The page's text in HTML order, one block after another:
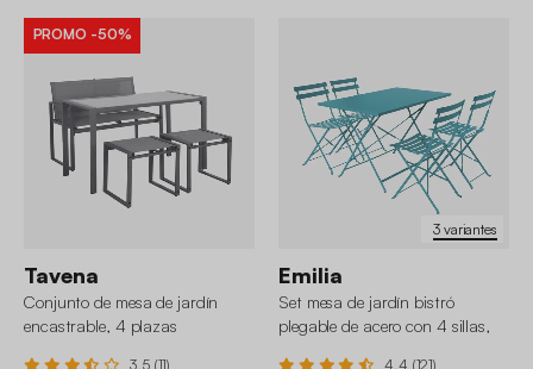
PROMO -50%
Tavena
Conjunto de mesa de jardín
encastrable, 4 plazas
3.5 (11)
3 variantes
Emilia
Set mesa de jardín bistró
plegable de acero con 4 sillas,
4.4 (121)